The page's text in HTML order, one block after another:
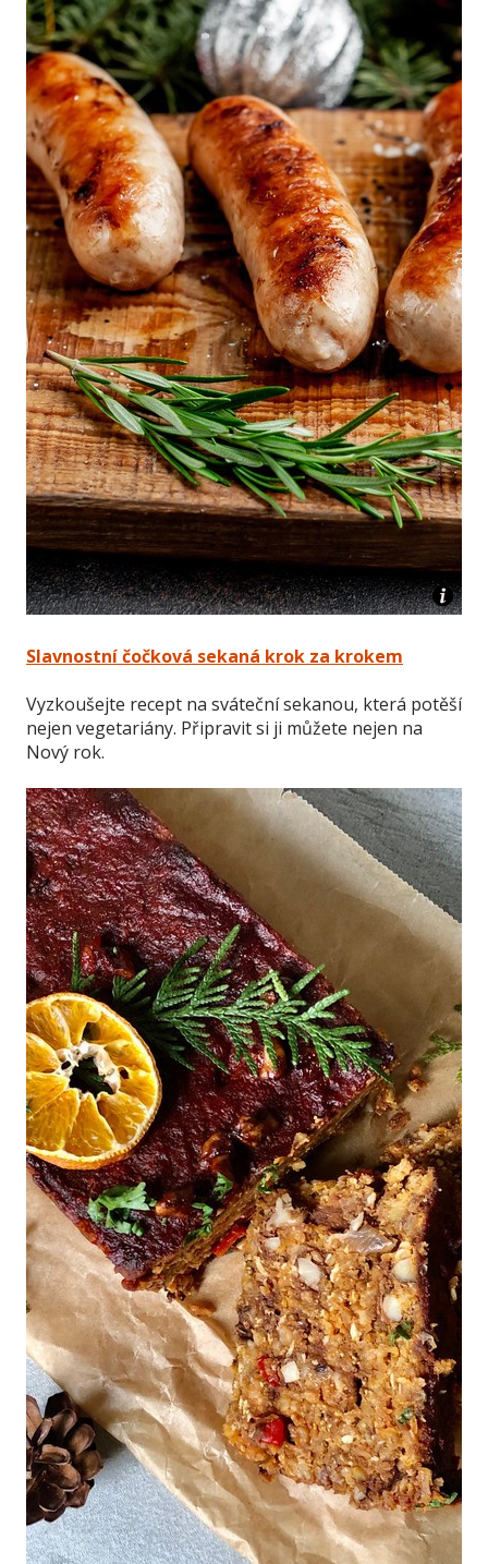
Slavnostní čočková sekaná krok za krokem
Vyzkoušejte recept na sváteční sekanou, která potěší
nejen vegetariány. Připravit si ji můžete nejen na
Nový rok.